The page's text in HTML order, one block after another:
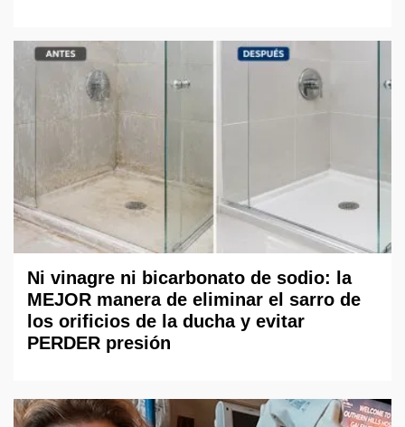
Ni vinagre ni bicarbonato de sodio: la
MEJOR manera de eliminar el sarro de
los orificios de la ducha y evitar
PERDER presión